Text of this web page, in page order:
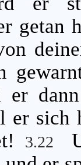
getan
er
er sich
3.22